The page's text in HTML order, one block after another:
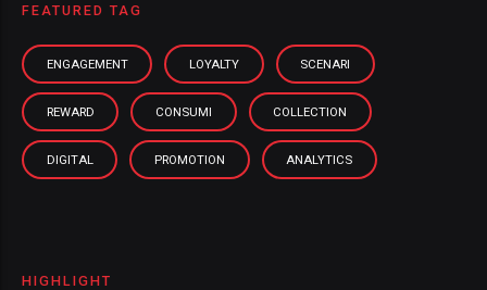
FEATURED TAG
ENGAGEMENT LOYALTY SCENARI
REWARD CONSUMI COLLECTION
DIGITAL PROMOTION ANALYTICS
HIGHLIGHT